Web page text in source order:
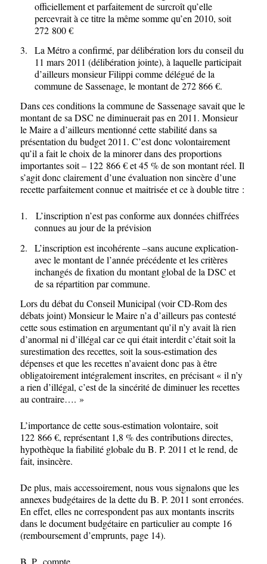
officiellement et parfaitement de surcroît qu’elle
percevrait à ce titre la même somme qu’en 2010, soit
272 800 €
3.
La Métro a confirmé, par délibération lors du conseil du
11 mars 2011 (délibération jointe), à laquelle participait
d’ailleurs monsieur Filippi comme délégué de la
commune de Sassenage, le montant de 272 866 €.
Dans ces conditions la commune de Sassenage savait que le
montant de sa DSC ne diminuerait pas en 2011. Monsieur
le Maire a d’ailleurs mentionné cette stabilité dans sa
présentation du budget 2011. C’est donc volontairement
qu’il a fait le choix de la minorer dans des proportions
importantes soit – 122 866 € et 45 % de son montant réel. Il
s’agit donc clairement d’une évaluation non sincère d’une
recette parfaitement connue et maitrisée et ce à double titre :
1.
L’inscription n’est pas conforme aux données chiffrées
connues au jour de la prévision
2.
L’inscription est incohérente –sans aucune explication-
avec le montant de l’année précédente et les critères
inchangés de fixation du montant global de la DSC et
de sa répartition par commune.
Lors du débat du Conseil Municipal (voir CD-Rom des
débats joint) Monsieur le Maire n’a d’ailleurs pas contesté
cette sous estimation en argumentant qu’il n’y avait là rien
d’anormal ni d’illégal car ce qui était interdit c’était soit la
surestimation des recettes, soit la sous-estimation des
dépenses et que les recettes n’avaient donc pas à être
obligatoirement intégralement inscrites, en précisant « il n’y
a rien d’illégal, c’est de la sincérité de diminuer les recettes
au contraire…. »
L’importance de cette sous-estimation volontaire, soit
122 866 €, représentant 1,8 % des contributions directes,
hypothèque la fiabilité globale du B. P. 2011 et le rend, de
fait, insincère.
De plus, mais accessoirement, nous vous signalons que les
annexes budgétaires de la dette du B. P. 2011 sont erronées.
En effet, elles ne correspondent pas aux montants inscrits
dans le document budgétaire en particulier au compte 16
(remboursement d’emprunts, page 14).
B. P., compte